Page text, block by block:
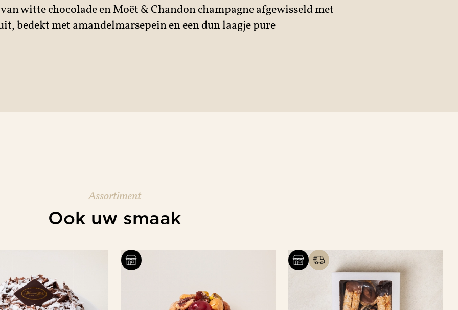
witte chocolade en Moët & Chandon champagne afgewisseld met
bedekt met amandelmarsepein en een dun laagje pure
Assortiment
Ook uw smaak